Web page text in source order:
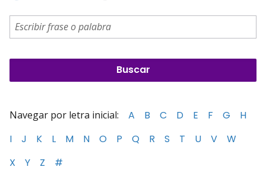
Navegar por letra inicial: A B C D E F G
H
I
J K L M N O P Q R S T U V
W
X
Y Z #